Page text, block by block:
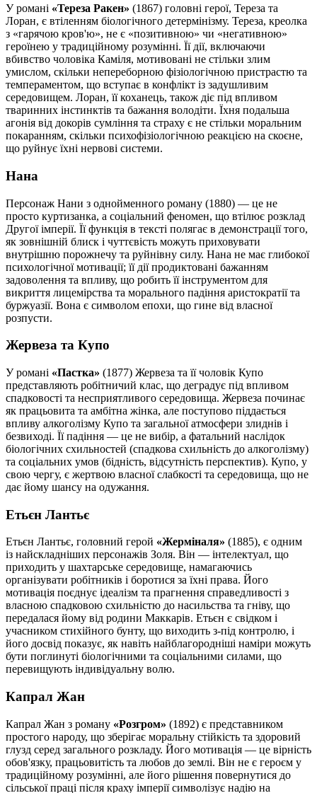
У романі «Тереза Ракен» (1867) головні герої, Тереза та
Лоран, є втіленням біологічного детермінізму. Тереза, креолка
з «гарячою кров'ю», не є «позитивною» чи «негативною»
героїнею у традиційному розумінні. Її дії, включаючи
вбивство чоловіка Каміля, мотивовані не стільки злим
умислом, скільки непереборною фізіологічною пристрастю та
темпераментом, що вступає в конфлікт із задушливим
середовищем. Лоран, її коханець, також діє під впливом
тваринних інстинктів та бажання володіти. Їхня подальша
агонія від докорів сумління та страху є не стільки моральним
покаранням, скільки психофізіологічною реакцією на скоєне,
що руйнує їхні нервові системи.
Нана
Персонаж Нани з однойменного роману (1880) — це не
просто куртизанка, а соціальний феномен, що втілює розклад
Другої імперії. Її функція в тексті полягає в демонстрації того,
як зовнішній блиск і чуттєвість можуть приховувати
внутрішню порожнечу та руйнівну силу. Нана не має глибокої
психологічної мотивації; її дії продиктовані бажанням
задоволення та впливу, що робить її інструментом для
викриття лицемірства та морального падіння аристократії та
буржуазії. Вона є символом епохи, що гине від власної
розпусти.
Жервеза та Купо
У романі «Пастка» (1877) Жервеза та її чоловік Купо
представляють робітничий клас, що деградує під впливом
спадковості та несприятливого середовища. Жервеза починає
як працьовита та амбітна жінка, але поступово піддається
впливу алкоголізму Купо та загальної атмосфери злиднів і
безвиході. Її падіння — це не вибір, а фатальний наслідок
біологічних схильностей (спадкова схильність до алкоголізму)
та соціальних умов (бідність, відсутність перспектив). Купо, у
свою чергу, є жертвою власної слабкості та середовища, що не
дає йому шансу на одужання.
Етьєн Лантьє
Етьєн Лантьє, головний герой «Жерміналя» (1885), є одним
із найскладніших персонажів Золя. Він — інтелектуал, що
приходить у шахтарське середовище, намагаючись
організувати робітників і боротися за їхні права. Його
мотивація поєднує ідеалізм та прагнення справедливості з
власною спадковою схильністю до насильства та гніву, що
передалася йому від родини Маккарів. Етьєн є свідком і
учасником стихійного бунту, що виходить з-під контролю, і
його досвід показує, як навіть найблагородніші наміри можуть
бути поглинуті біологічними та соціальними силами, що
перевищують індивідуальну волю.
Капрал Жан
Капрал Жан з роману «Розгром» (1892) є представником
простого народу, що зберігає моральну стійкість та здоровий
глузд серед загального розкладу. Його мотивація — це вірність
обов'язку, працьовитість та любов до землі. Він не є героєм у
традиційному розумінні, але його рішення повернутися до
сільської праці після краху імперії символізує надію на